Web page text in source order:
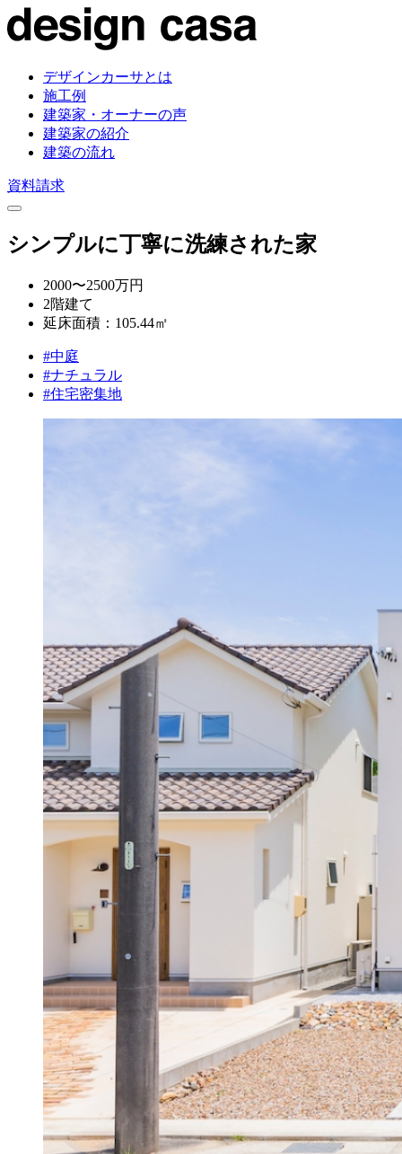
デザインカーサとは
施工例
建築家・オーナーの声
建築家の紹介
建築の流れ
資料請求
シンプルに丁寧に洗練された家
2000〜2500万円
2階建て
延床面積：105.44㎡
#中庭
#ナチュラル
#住宅密集地